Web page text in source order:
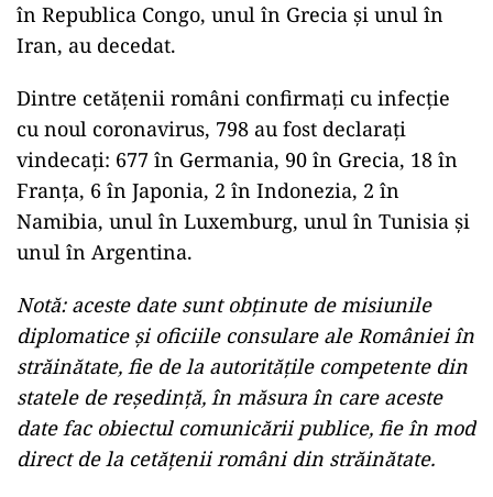
în Republica Congo, unul în Grecia și unul în
Iran, au decedat.
Dintre cetățenii români confirmați cu infecție
cu noul coronavirus, 798 au fost declarați
vindecați: 677 în Germania, 90 în Grecia, 18 în
Franța, 6 în Japonia, 2 în Indonezia, 2 în
Namibia, unul în Luxemburg, unul în Tunisia și
unul în Argentina.
Notă: aceste date sunt obținute de misiunile
diplomatice și oficiile consulare ale României în
străinătate, fie de la autoritățile competente din
statele de reședință, în măsura în care aceste
date fac obiectul comunicării publice, fie în mod
direct de la cetățenii români din străinătate.